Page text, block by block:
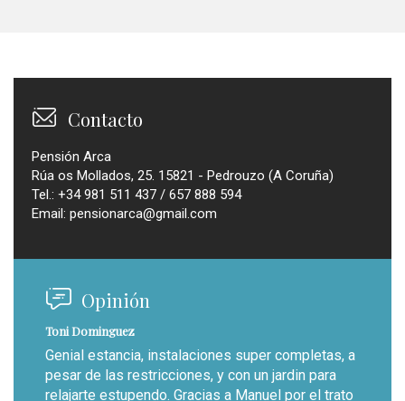
Contacto
Pensión Arca
Rúa os Mollados, 25. 15821 - Pedrouzo (A Coruña)
Tel.: +34 981 511 437 / 657 888 594
Email: pensionarca@gmail.com
Opinión
Toni Dominguez
Genial estancia, instalaciones super completas, a
pesar de las restricciones, y con un jardin para
relajarte estupendo. Gracias a Manuel por el trato